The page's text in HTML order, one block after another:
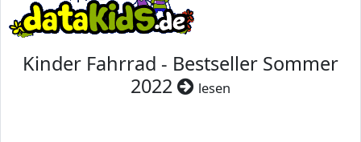
Kinder Fahrrad - Bestseller Sommer
2022
lesen